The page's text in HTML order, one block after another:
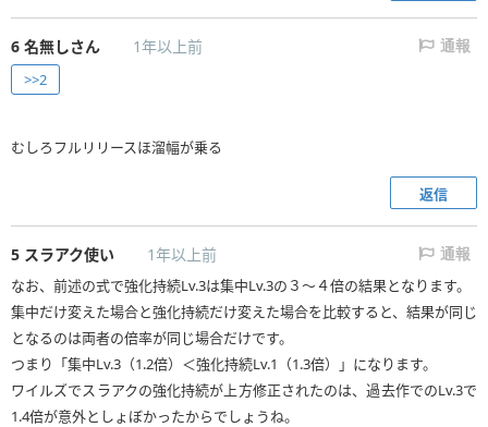
せん。
もちろん「変形突進縦斬り（Ｌスティック＋Ｒ２＋〇）」ではなく、従来
のように×ボタンでローリングしながらR2で変形斬りでも良いのですが、
ることになり、無尽蔵Ⅰを付けていても渾身スキルが途切れます。
6 名無しさん 1年以上前 通報
>>2
むしろフルリリースほ溜幅が乗る
返信
5 スラアク使い 1年以上前 通報
なお、前述の式で強化持続Lv.3は集中Lv.3の３～４倍の結果となります。
集中だけ変えた場合と強化持続だけ変えた場合を比較すると、結果が同じ
となるのは両者の倍率が同じ場合だけです。
つまり「集中Lv.3（1.2倍）＜強化持続Lv.1（1.3倍）」になります。
ワイルズでスラアクの強化持続が上方修正されたのは、過去作でのLv.3で
1.4倍が意外としょぼかったからでしょうね。